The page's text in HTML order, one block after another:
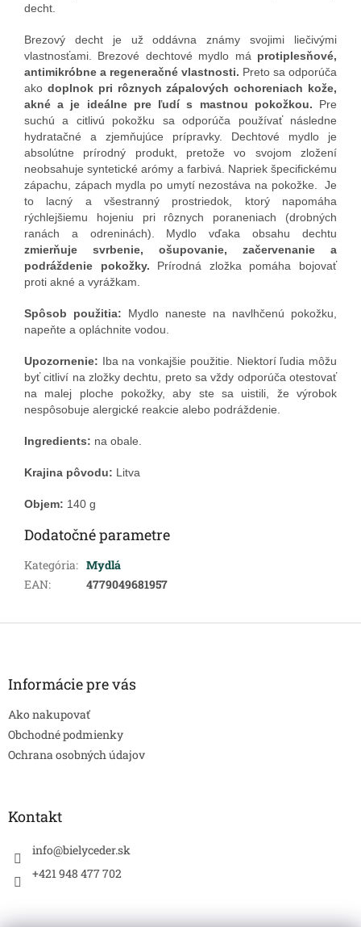
decht.
Brezový decht je už oddávna známy svojimi liečivými
vlastnosťami. Brezové dechtové mydlo má protiplesňové,
antimikróbne a regeneračné vlastnosti. Preto sa odporúča
ako doplnok pri rôznych zápalových ochoreniach kože,
akné a je ideálne pre ľudí s mastnou pokožkou. Pre
suchú a citlivú pokožku sa odporúča používať následne
hydratačné a zjemňujúce prípravky. Dechtové mydlo je
absolútne prírodný produkt, pretože vo svojom zložení
neobsahuje syntetické arómy a farbivá. Napriek špecifickému
zápachu, zápach mydla po umytí nezostáva na pokožke. Je
to lacný a všestranný prostriedok, ktorý napomáha
rýchlejšiemu hojeniu pri rôznych poraneniach (drobných
ranách a odreninách). Mydlo vďaka obsahu dechtu
zmierňuje svrbenie, ošupovanie, začervenanie a
podráždenie pokožky. Prírodná zložka pomáha bojovať
proti akné a vyrážkam.
Spôsob použitia: Mydlo naneste na navlhčenú pokožku,
napeňte a opláchnite vodou.
Upozornenie: Iba na vonkajšie použitie. Niektorí ľudia môžu
byť citliví na zložky dechtu, preto sa vždy odporúča otestovať
na malej ploche pokožky, aby ste sa uistili, že výrobok
nespôsobuje alergické reakcie alebo podráždenie.
Ingredients: na obale.
Krajina pôvodu: Litva
Objem: 140 g
Dodatočné parametre
Kategória: Mydlá
EAN: 4779049681957
Z
Informácie pre vás
Ako nakupovať
Obchodné podmienky
Ochrana osobných údajov
Kontakt
info@bielyceder.sk
+421 948 477 702